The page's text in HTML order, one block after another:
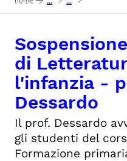
di
l'infanzia -
Dessardo
Il prof. Dessardo
gli studenti del
Formazione